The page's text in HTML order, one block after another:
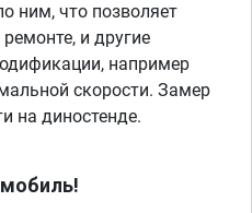
ним, что позволяет
и другие
например
скорости. Замер
на диностенде.